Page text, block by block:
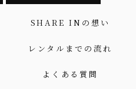
SHARE INの想い
レンタルまでの流れ
よくある質問